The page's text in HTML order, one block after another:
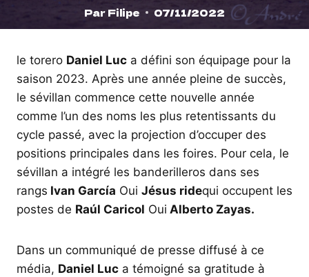
Par Filipe 07/11/2022
le torero Daniel Luc a défini son équipage pour la
saison 2023. Après une année pleine de succès,
le sévillan commence cette nouvelle année
comme l’un des noms les plus retentissants du
cycle passé, avec la projection d’occuper des
positions principales dans les foires. Pour cela, le
sévillan a intégré les banderilleros dans ses
rangs Ivan García Oui Jésus ridequi occupent les
postes de Raúl Caricol Oui Alberto Zayas.
Dans un communiqué de presse diffusé à ce
média, Daniel Luc a témoigné sa gratitude à